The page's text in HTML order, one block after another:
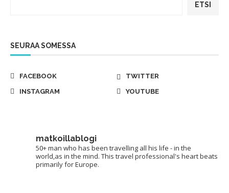
ETSI
SEURAA SOMESSA
FACEBOOK
TWITTER
INSTAGRAM
YOUTUBE
matkoillablogi
50+ man who has been travelling all his life - in the
world,as in the mind. This travel professional's heart beats
primarily for Europe.